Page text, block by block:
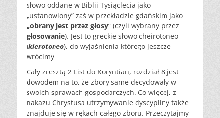
słowo oddane w Biblii Tysiąclecia jako
„ustanowiony” zaś w przekładzie gdańskim jako
„obrany jest przez głosy” (czyli wybrany przez
głosowanie). Jest to greckie słowo cheirotoneo
(kierotoneo), do wyjaśnienia którego jeszcze
wrócimy.
Cały zresztą 2 List do Koryntian, rozdział 8 jest
dowodem na to, że zbory same decydowały w
swoich sprawach gospodarczych. Co więcej, z
nakazu Chrystusa utrzymywanie dyscypliny także
znajduje się w rękach całego zboru. Przeczytajmy